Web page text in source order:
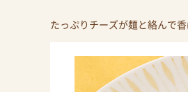
たっぷりチーズが麺と絡んで